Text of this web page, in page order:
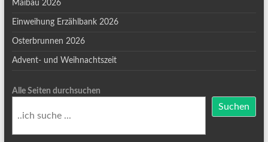
Maibau 2026
Einweihung Erzählbank 2026
Osterbrunnen 2026
Advent- und Weihnachtszeit
Alle Seiten durchsuchen
Suchen